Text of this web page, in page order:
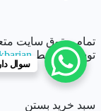
تمام حقوق سایت
توسعه توسط
سوال
سبد خرید بستن